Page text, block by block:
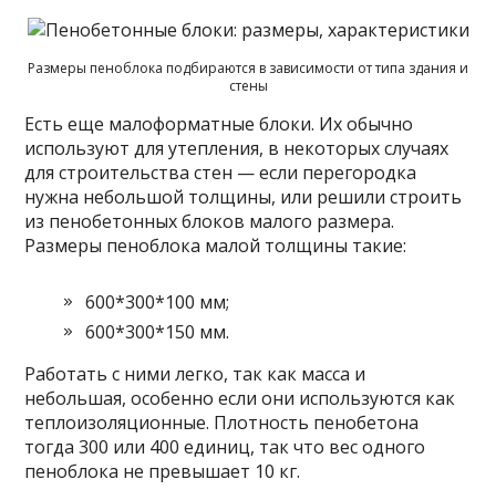
Размеры пеноблока подбираются в зависимости от типа здания и
стены
Есть еще малоформатные блоки. Их обычно
используют для утепления, в некоторых случаях
для строительства стен — если перегородка
нужна небольшой толщины, или решили строить
из пенобетонных блоков малого размера.
Размеры пеноблока малой толщины такие:
600*300*100 мм;
600*300*150 мм.
Работать с ними легко, так как масса и
небольшая, особенно если они используются как
теплоизоляционные. Плотность пенобетона
тогда 300 или 400 единиц, так что вес одного
пеноблока не превышает 10 кг.